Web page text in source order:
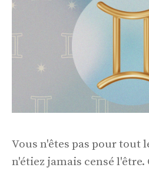
Vous n'êtes pas pour tout
n'étiez jamais censé l'être.